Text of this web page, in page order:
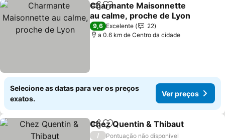
PartilharAdicionar aos favoritos
Charmante Maisonnette
au calme, proche de Lyon
Ver preços
9,6 Excelente
22
a 0.6 km de Centro da cidade
Selecione as datas para ver os preços
exatos.
Ver preços
PartilharAdicionar aos favoritos
Chez Quentin & Thibaut
/
Pontuação não disponível